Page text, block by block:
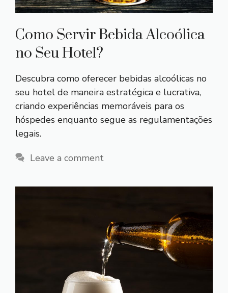
Como Servir Bebida Alcoólica
no Seu Hotel?
Descubra como oferecer bebidas alcoólicas no
seu hotel de maneira estratégica e lucrativa,
criando experiências memoráveis para os
hóspedes enquanto segue as regulamentações
legais.
Leave a comment